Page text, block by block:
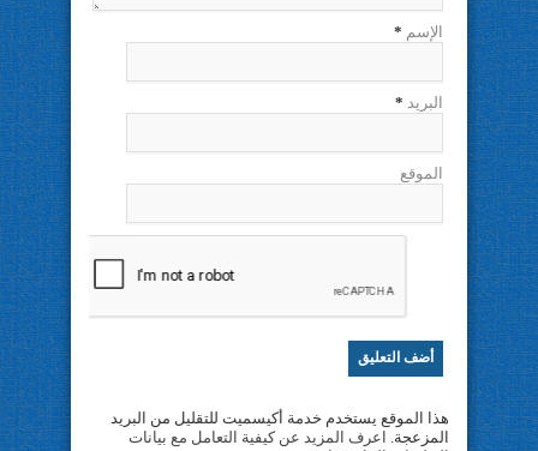
الإسم *
البريد *
الموقع
هذا الموقع يستخدم خدمة أكيسميت للتقليل من البريد
المزعجة. اعرف المزيد عن كيفية التعامل مع بيانات